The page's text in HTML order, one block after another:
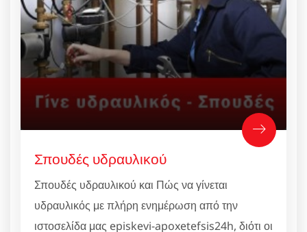
Σπουδές υδραυλικού
Σπουδές υδραυλικού και Πώς να γίνεται
υδραυλικός με πλήρη ενημέρωση από την
ιστοσελίδα μας episkevi-apoxetefsis24h, διότι οι